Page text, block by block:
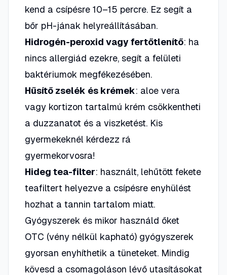
kend a csípésre 10–15 percre. Ez segít a
bőr pH-jának helyreállításában.
Hidrogén-peroxid vagy fertőtlenítő: ha
nincs allergiád ezekre, segít a felületi
baktériumok megfékezésében.
Hűsítő zselék és krémek: aloe vera
vagy kortizon tartalmú krém csökkentheti
a duzzanatot és a viszketést. Kis
gyermekeknél kérdezz rá
gyermekorvosra!
Hideg tea-filter: használt, lehűtött fekete
teafiltert helyezve a csípésre enyhülést
hozhat a tannin tartalom miatt.
Gyógyszerek és mikor használd őket
OTC (vény nélkül kapható) gyógyszerek
gyorsan enyhíthetik a tüneteket. Mindig
kövesd a csomagoláson lévő utasításokat